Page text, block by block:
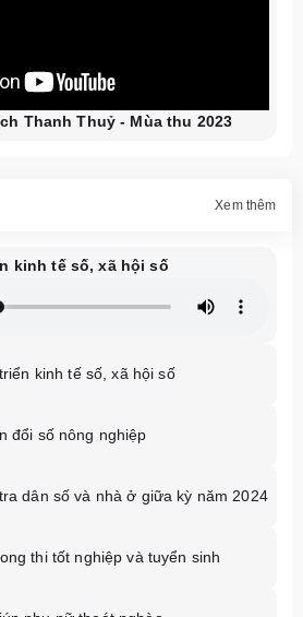
Thanh Thuỷ - Mùa thu 2023
Xem thêm
kinh tế số, xã hội số
kinh tế số, xã hội số
đổi số nông nghiệp
dân số và nhà ở giữa kỳ năm 2024
thi tốt nghiệp và tuyển sinh